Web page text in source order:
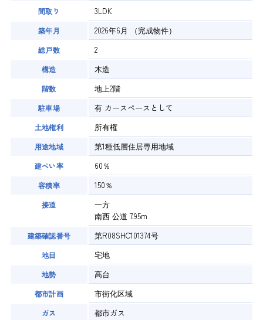
間取り 3LDK
築年月 2026年6月 （完成物件）
総戸数 2
構造 木造
階数 地上2階
駐車場 有 カースペースとして
土地権利 所有権
用途地域 第1種低層住居専用地域
建ぺい率 60％
容積率 150％
接道
一方
南西 公道 7.95m
建築確認番号 第R08SHC101374号
地目 宅地
地勢 高台
都市計画 市街化区域
ガス 都市ガス